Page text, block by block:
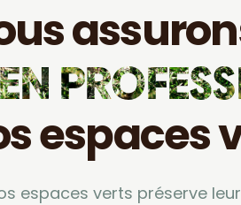
espaces
espaces verts préserve